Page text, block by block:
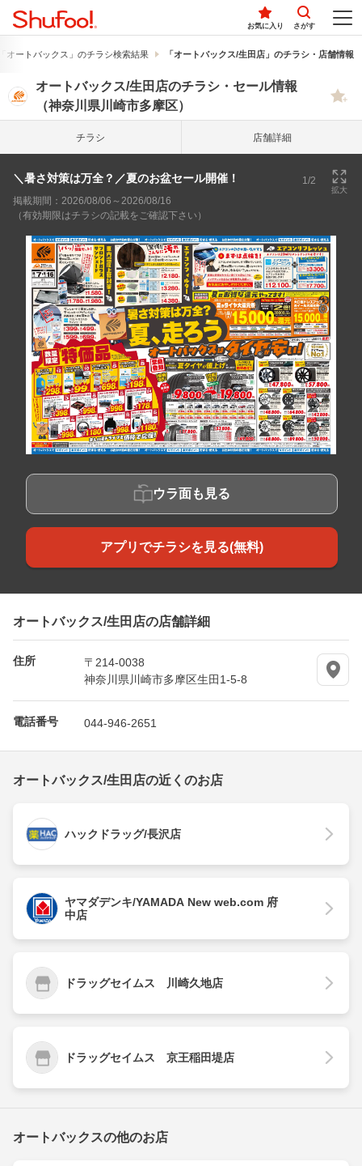
お気に入り さがす
オートバックス」のチラシ検索結果 「オートバックス/生田店」のチラシ・店舗情報
オートバックス/生田店のチラシ・セール情報
（神奈川県川崎市多摩区）
チラシ 店舗詳細
＼暑さ対策は万全？／夏のお盆セール開催！ 1/2
拡大
掲載期間：2026/08/06～2026/08/16
（有効期限はチラシの記載をご確認下さい）
ウラ面も見る
アプリでチラシを見る(無料)
オートバックス/生田店の店舗詳細
住所
〒214-0038
神奈川県川崎市多摩区生田1-5-8
電話番号 044-946-2651
オートバックス/生田店の近くのお店
ハックドラッグ/長沢店
ヤマダデンキ/YAMADA New web.com 府
中店
ドラッグセイムス 川崎久地店
ドラッグセイムス 京王稲田堤店
オートバックスの他のお店